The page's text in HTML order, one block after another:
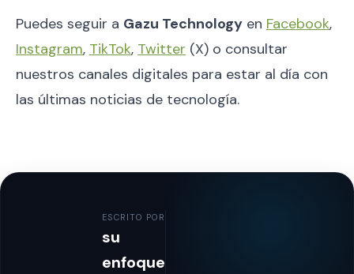
Puedes seguir a Gazu Technology en Facebook,
Instagram, TikTok, Twitter (X) o consultar
nuestros canales digitales para estar al día con
las últimas noticias de tecnología.
ESCRITO POR
su
enfoque